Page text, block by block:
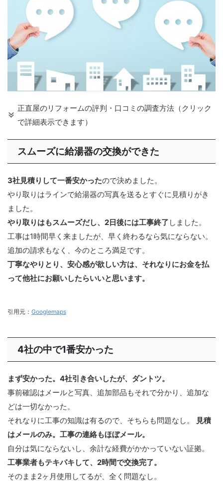
正直屋のリフォームの評判・口コミの調査方法（クリック
で詳細表示できます）
スムーズに給湯器の交換ができた
3社見積りして一番安かったので決めました。
やり取りはラインで給湯器の写真を送るとすぐに見積りがき
ました。
やり取りはもスムーズだし、2日後には工事終了 しました。
工事は1時間早く来ましたが、早く終わるなら気にならない。
追加の請求もなく、今のところ満足です。
丁寧なやりとり、安心感が欲しい方は、それなりにお金を払
って他社にお願いしたらいいと思います。
引用元： Googlemaps
4社の中で1番安かった
まず安かった。4社引き合いしたが、ダントツ。
事前確認はメールと写真、追加部品もそれで分かり、追加な
どは一切なかった。
それなりに工事の知識は有るので、そちらも問題なし。
見積
はメールのみ。工事の連絡もほぼメール。
自分は気にならないし、余計な経費がかかっていない証拠。
工事業者もテキパキして、2時間で交換完了。
そのまま2ヶ月使用してるが、全く問題なし。